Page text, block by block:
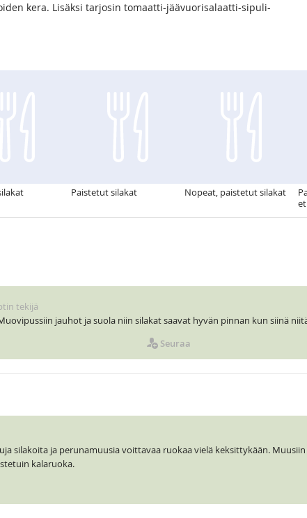
kera. Lisäksi tarjosin tomaatti-jäävuorisalaatti-sipuli-
Paistetut silakat Nopeat, paistetut silakat
tekijä
jauhot ja suola niin silakat saavat hyvän pinnan kun siinä
Seuraa
silakoita ja perunamuusia voittavaa ruokaa vielä keksittykään.
kalaruoka.